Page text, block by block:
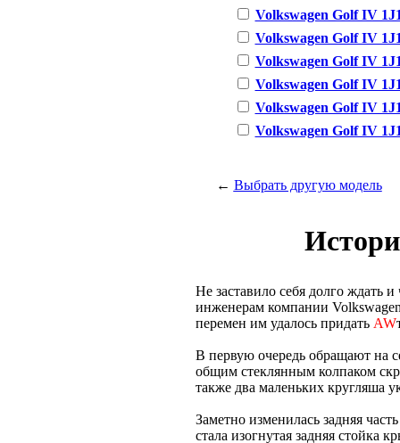
Volkswagen Golf IV
Volkswagen Golf IV
Volkswagen Golf IV
Volkswagen Golf IV
Volkswagen Golf IV
Volkswagen Golf IV
← Выбрать другую модель
Не заставило себя долго ждать
инженерам компании
перемен им удалось придать AW
В первую очередь обращают на
общим стеклянным колпаком
также два маленьких кругляша
Заметно изменилась задняя
стала изогнутая задняя